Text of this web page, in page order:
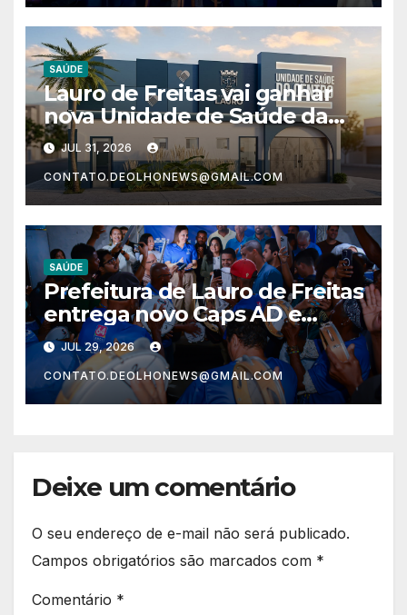
SAÚDE
Lauro de Freitas vai ganhar
nova Unidade de Saúde da
Família do Centro nesta
quinta-feira (30)
JUL 31, 2026
CONTATO.DEOLHONEWS@GMAIL.COM
SAÚDE
Prefeitura de Lauro de Freitas
entrega novo Caps AD e
garante mais dignidade e
acolhimento para a
população
JUL 29, 2026
CONTATO.DEOLHONEWS@GMAIL.COM
Deixe um comentário
O seu endereço de e-mail não será publicado.
Campos obrigatórios são marcados com *
Comentário *